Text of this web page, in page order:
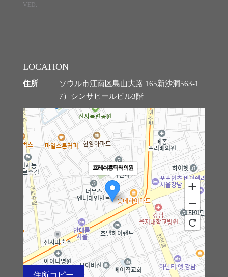
VED.
LOCATION
住所
ソウル市江南区島山大路 165新沙洞563-1
7）シンサヒールビル3階
住所コピー
프레쉬홍닥터의원